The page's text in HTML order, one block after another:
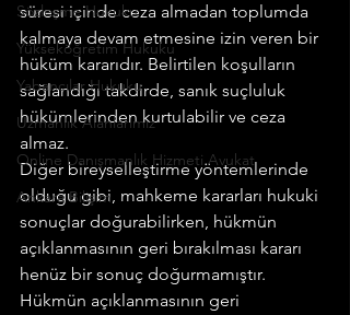
Sözleşme Hukuku
Yükseköğretim Hukuku
Yabancılar Hukuku
Uzmanlık Alanlarımız
Online Danışmanlık Hizmeti Avukat
Ankara Bilişim
süresi içinde ceza almadan toplumda
kalmaya devam etmesine izin veren bir
hüküm kararıdır. Belirtilen koşulların
sağlandığı takdirde, sanık suçluluk
hükümlerinden kurtulabilir ve ceza
almaz.
Diğer bireyselleştirme yöntemlerinde
olduğu gibi, mahkeme kararları hukuki
sonuçlar doğurabilirken, hükmün
açıklanmasının geri bırakılması kararı
henüz bir sonuç doğurmamıştır.
Hükmün açıklanmasının geri